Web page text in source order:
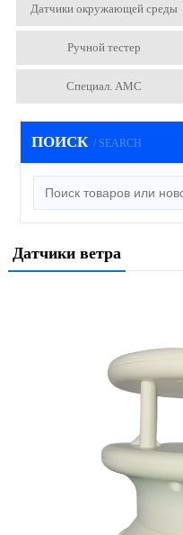
Датчики окружающей среды
Ручной тестер
Специал. АМС
ПОИСК / SEARCH
Датчики ветра